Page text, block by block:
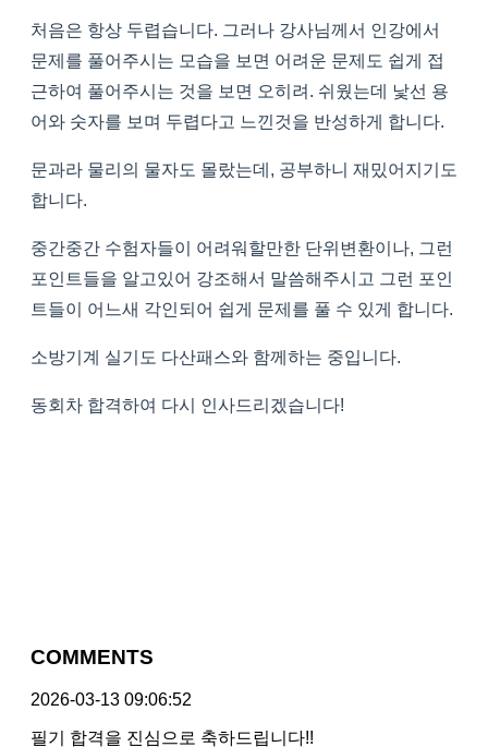
처음은 항상 두렵습니다. 그러나 강사님께서 인강에서
문제를 풀어주시는 모습을 보면 어려운 문제도 쉽게 접
근하여 풀어주시는 것을 보면 오히려. 쉬웠는데 낯선 용
어와 숫자를 보며 두렵다고 느낀것을 반성하게 합니다.
문과라 물리의 물자도 몰랐는데, 공부하니 재밌어지기도
합니다.
중간중간 수험자들이 어려워할만한 단위변환이나, 그런
포인트들을 알고있어 강조해서 말씀해주시고 그런 포인
트들이 어느새 각인되어 쉽게 문제를 풀 수 있게 합니다.
소방기계 실기도 다산패스와 함께하는 중입니다.
동회차 합격하여 다시 인사드리겠습니다!
COMMENTS
2026-03-13 09:06:52
필기 합격을 진심으로 축하드립니다!!